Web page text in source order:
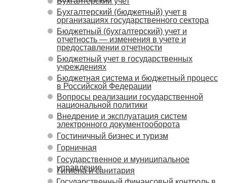
Бюджетный (бухгалтерский) учет и
отчетность — изменения в учете и
предоставлении отчетности
Бухгалтерский (бюджетный) учет в
организациях государственного сектора
Вопросы реализации государственной
национальной политики
Бюджетный учет в государственных
учреждениях
Бюджетная система и бюджетный процесс
в Российской Федерации
Горничная
Внедрение и эксплуатация систем
электронного документооборота
Гостиничный бизнес и туризм
Гигиена и санитария
Государственное и муниципальное
управление